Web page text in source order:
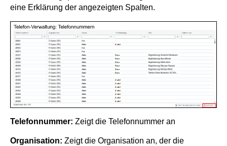
eine Erklärung der angezeigten Spalten.
Telefonnummer: Zeigt die Telefonnummer an
Organisation: Zeigt die Organisation an, der die